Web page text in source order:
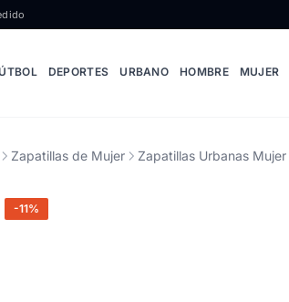
DEPORTES URBANO HOMBRE MUJER
Zapatillas de Mujer Zapatillas Urbanas Mujer
-11%